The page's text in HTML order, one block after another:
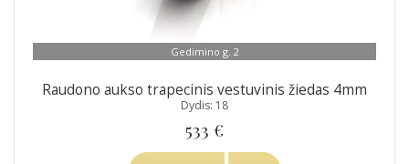
Gedimino g. 2
Raudono aukso trapecinis vestuvinis žiedas 4mm
Dydis: 18
533 €